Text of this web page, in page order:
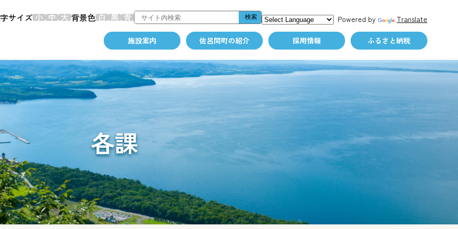
サイズ 背景色 Powered by Translate
施設案内 佐呂間町の紹介 採用情報 ふるさと納税
各課